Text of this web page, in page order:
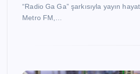
“Radio Ga Ga” şarkısıyla yayın
Metro FM,…